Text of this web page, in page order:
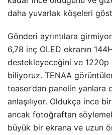
daha yuvarlak köşeleri
Gönderi ayrıntılara
6,78 inç OLED ekranın
destekleyeceğini ve 1220p
biliyoruz. TENAA
teaser’dan panelin
anlaşılıyor. Oldukça ince
ancak fotoğraftan
büyük bir ekrana ve uzun